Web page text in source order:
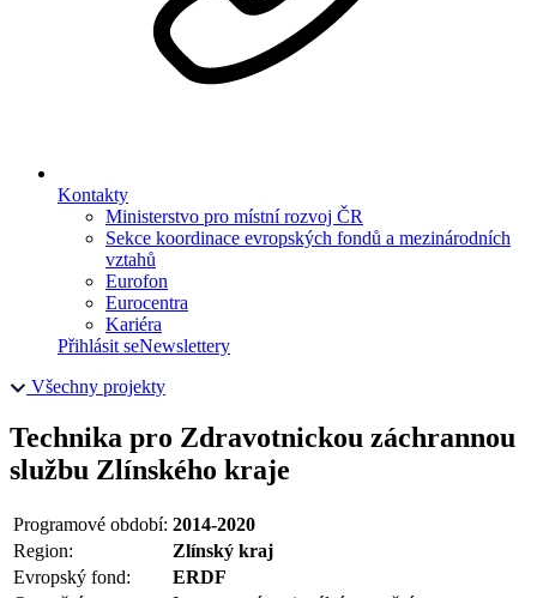
Kontakty
Ministerstvo pro místní rozvoj ČR
Sekce koordinace evropských fondů a mezinárodních
vztahů
Eurofon
Eurocentra
Kariéra
Přihlásit seNewslettery
Všechny projekty
Technika pro Zdravotnickou záchrannou
službu Zlínského kraje
Programové období: 2014-2020
Region:
Zlínský kraj
Evropský fond:
ERDF